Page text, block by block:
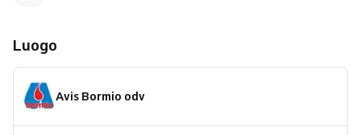
Luogo
Avis Bormio odv